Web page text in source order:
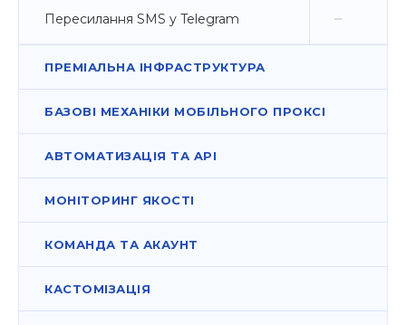
Пересилання SMS у Telegram
ПРЕМІАЛЬНА ІНФРАСТРУКТУРА
БАЗОВІ МЕХАНІКИ МОБІЛЬНОГО ПРОКСІ
АВТОМАТИЗАЦІЯ ТА API
МОНІТОРИНГ ЯКОСТІ
КОМАНДА ТА АКАУНТ
КАСТОМІЗАЦІЯ